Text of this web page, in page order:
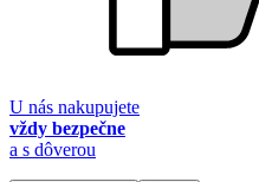
U nás nakupujete
vždy bezpečne
a s dôverou